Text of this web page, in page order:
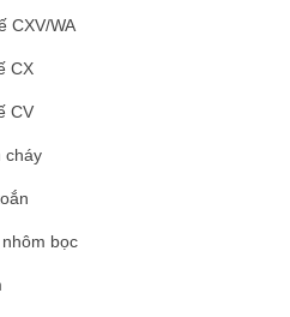
CXV/WA
CX
CV
cháy
bọc